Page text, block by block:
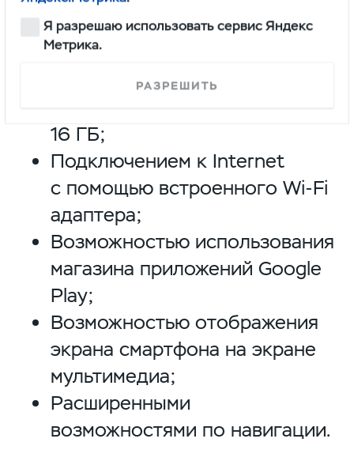
Android 4.4.4;
4-хядерным процессором;
Оперативной памятью 1 ГБ;
16 ГБ;
Подключением к Internet
с помощью встроенного Wi-Fi
адаптера;
Возможностью использования
магазина приложений Google
Play;
Возможностью отображения
экрана смартфона на экране
мультимедиа;
Расширенными
возможностями по навигации.
Я разрешаю использовать сервис Яндекс
Метрика.
РАЗРЕШИТЬ